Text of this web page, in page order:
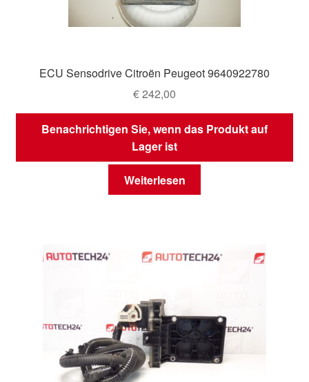
ECU Sensodrive Citroën Peugeot 9640922780
€242,00
Benachrichtigen Sie, wenn das Produkt auf
Lager ist
Weiterlesen